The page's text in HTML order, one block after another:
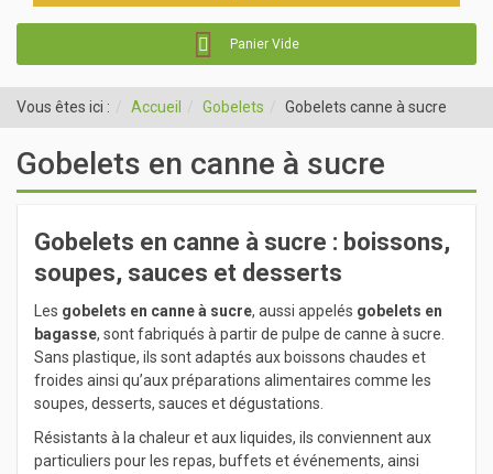
Panier Vide
Vous êtes ici : Accueil Gobelets Gobelets canne à sucre
Gobelets en canne à sucre
Gobelets en canne à sucre : boissons,
soupes, sauces et desserts
Les gobelets en canne à sucre, aussi appelés gobelets en
bagasse, sont fabriqués à partir de pulpe de canne à sucre.
Sans plastique, ils sont adaptés aux boissons chaudes et
froides ainsi qu’aux préparations alimentaires comme les
soupes, desserts, sauces et dégustations.
Résistants à la chaleur et aux liquides, ils conviennent aux
particuliers pour les repas, buffets et événements, ainsi